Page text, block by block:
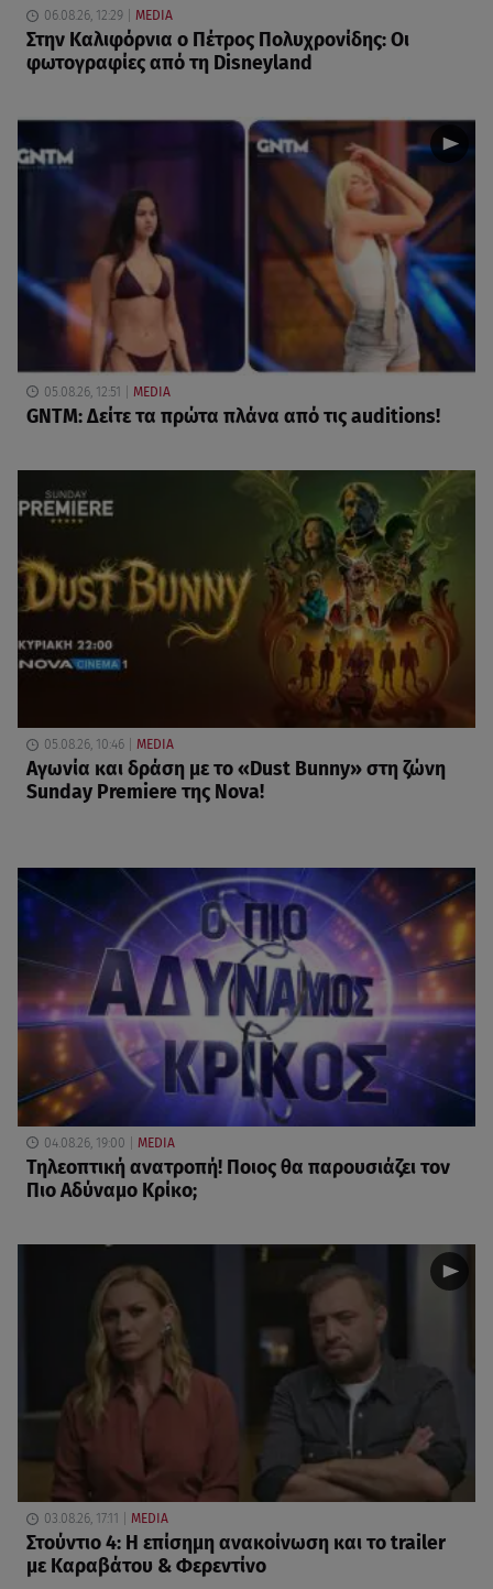
06.08.26, 12:29 MEDIA
Στην Καλιφόρνια ο Πέτρος Πολυχρονίδης: Οι
φωτογραφίες από τη Disneyland
05.08.26, 12:51 MEDIA
GNTM: Δείτε τα πρώτα πλάνα από τις auditions!
05.08.26, 10:46 MEDIA
Αγωνία και δράση με το «Dust Bunny» στη ζώνη
Sunday Premiere της Nova!
04.08.26, 19:00 MEDIA
Τηλεοπτική ανατροπή! Ποιος θα παρουσιάζει τον
Πιο Αδύναμο Κρίκο;
03.08.26, 17:11 MEDIA
Στούντιο 4: Η επίσημη ανακοίνωση και το trailer
με Καραβάτου & Φερεντίνο